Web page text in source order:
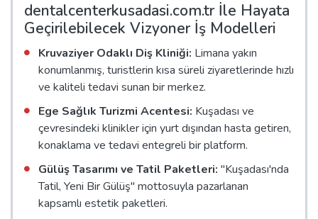
dentalcenterkusadasi.com.tr İle Hayata
Geçirilebilecek Vizyoner İş Modelleri
Kruvaziyer Odaklı Diş Kliniği: Limana yakın
konumlanmış, turistlerin kısa süreli ziyaretlerinde hızlı
ve kaliteli tedavi sunan bir merkez.
Ege Sağlık Turizmi Acentesi: Kuşadası ve
çevresindeki klinikler için yurt dışından hasta getiren,
konaklama ve tedavi entegreli bir platform.
Gülüş Tasarımı ve Tatil Paketleri: "Kuşadası'nda
Tatil, Yeni Bir Gülüş" mottosuyla pazarlanan
kapsamlı estetik paketleri.